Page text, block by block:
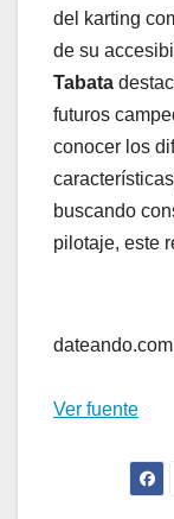
del karting
de su
Tabata
futuros
conocer los
buscando
pilotaje, este
dateando.com
Ver fuente